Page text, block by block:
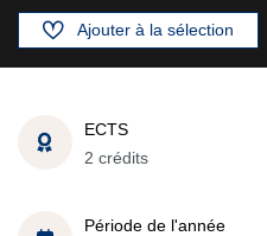
Ajouter à la sélection
ECTS
2 crédits
Période de l'année